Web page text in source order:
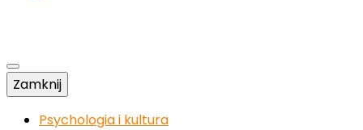
Zamknij
Psychologia i kultura